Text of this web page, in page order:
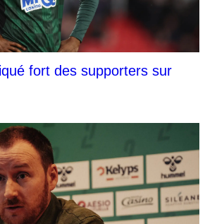
fort des supporters sur